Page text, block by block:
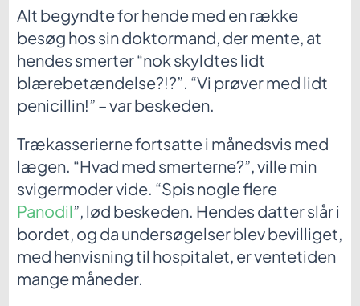
Alt begyndte for hende med en række
besøg hos sin doktormand, der mente, at
hendes smerter “nok skyldtes lidt
blærebetændelse?!?”. “Vi prøver med lidt
penicillin!” – var beskeden.
Trækasserierne fortsatte i månedsvis med
lægen. “Hvad med smerterne?”, ville min
svigermoder vide. “Spis nogle flere
Panodil”, lød beskeden. Hendes datter slår i
bordet, og da undersøgelser blev bevilliget,
med henvisning til hospitalet, er ventetiden
mange måneder.